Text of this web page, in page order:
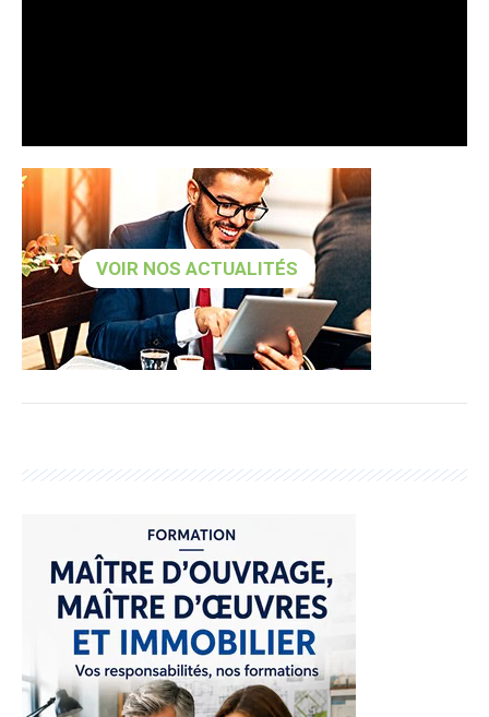
VOIR NOS ACTUALITÉS